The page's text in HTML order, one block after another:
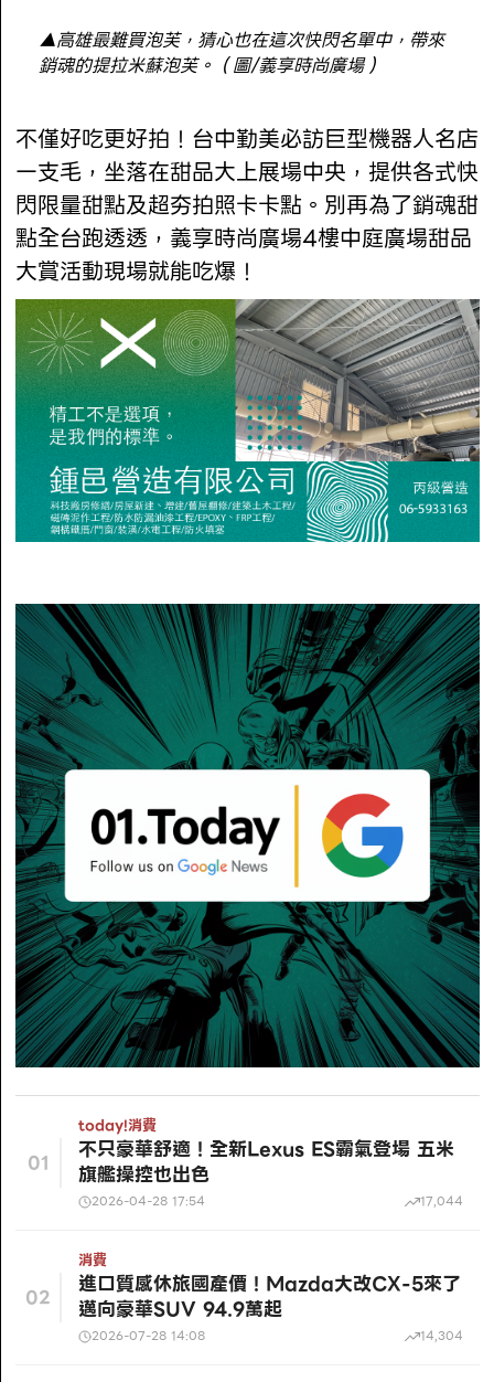
▲高雄最難買泡芙，猜心也在這次快閃名單中，帶來
銷魂的提拉米蘇泡芙。（圖/義享時尚廣場）
不僅好吃更好拍！台中勤美必訪巨型機器人名店
一支毛，坐落在甜品大上展場中央，提供各式快
閃限量甜點及超夯拍照卡卡點。別再為了銷魂甜
點全台跑透透，義享時尚廣場4樓中庭廣場甜品
大賞活動現場就能吃爆！
01
today!消費
不只豪華舒適！全新Lexus ES霸氣登場 五米
旗艦操控也出色
2026-04-28 17:54 17,044
02
消費
進口質感休旅國產價！Mazda大改CX-5來了
邁向豪華SUV 94.9萬起
2026-07-28 14:08 14,304